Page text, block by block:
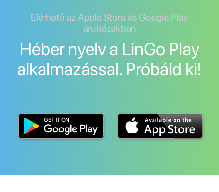
Elérhető az Apple Store és Google Play
áruházakban
Héber nyelv a LinGo Play
alkalmazással. Próbáld ki!